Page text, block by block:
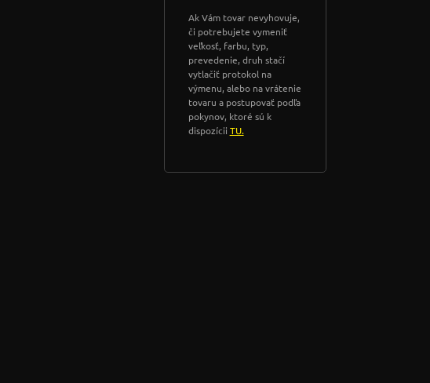
Ak Vám tovar nevyhovuje,
či potrebujete vymeniť
veľkosť, farbu, typ,
prevedenie, druh stačí
vytlačiť protokol na
výmenu, alebo na vrátenie
tovaru a postupovať podľa
pokynov, ktoré sú k
dispozícii TU.